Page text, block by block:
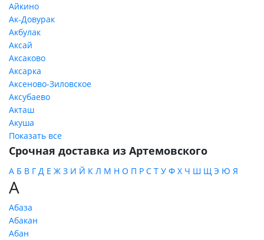
Айкино
Ак-Довурак
Акбулак
Аксай
Аксаково
Аксарка
Аксеново-Зиловское
Аксубаево
Акташ
Акуша
Показать все
Срочная доставка из Артемовского
А Б В Г Д Е Ж З И Й К Л М Н О П Р С Т У Ф Х Ч Ш Щ Э Ю Я
А
Абаза
Абакан
Абан